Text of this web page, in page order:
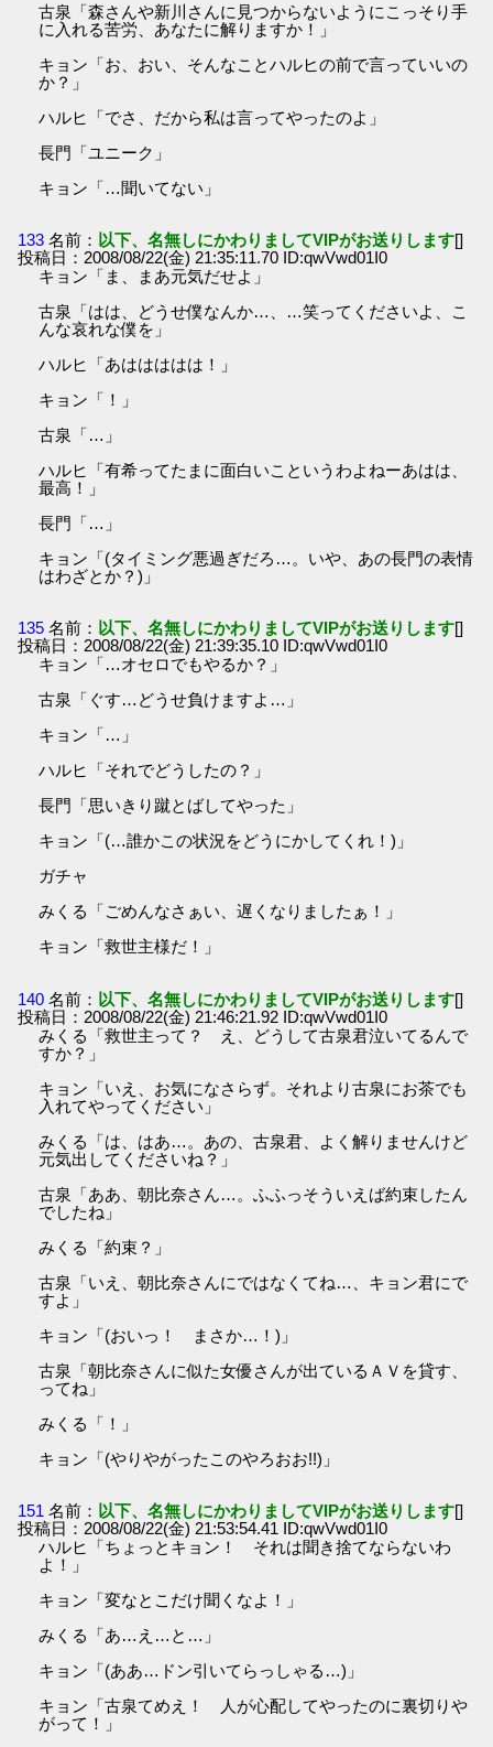
古泉「森さんや新川さんに見つからないようにこっそり手
に入れる苦労、あなたに解りますか！」
キョン「お、おい、そんなことハルヒの前で言っていいの
か？」
ハルヒ「でさ、だから私は言ってやったのよ」
長門「ユニーク」
キョン「…聞いてない」
133 名前： 以下、名無しにかわりましてVIPがお送りします[]
投稿日：2008/08/22(金) 21:35:11.70 ID:qwVwd01I0
キョン「ま、まあ元気だせよ」
古泉「はは、どうせ僕なんか…、…笑ってくださいよ、こ
んな哀れな僕を」
ハルヒ「あははははは！」
キョン「！」
古泉「…」
ハルヒ「有希ってたまに面白いこというわよねーあはは、
最高！」
長門「…」
キョン「(タイミング悪過ぎだろ…。いや、あの長門の表情
はわざとか？)」
135 名前： 以下、名無しにかわりましてVIPがお送りします[]
投稿日：2008/08/22(金) 21:39:35.10 ID:qwVwd01I0
キョン「…オセロでもやるか？」
古泉「ぐす…どうせ負けますよ…」
キョン「…」
ハルヒ「それでどうしたの？」
長門「思いきり蹴とばしてやった」
キョン「(…誰かこの状況をどうにかしてくれ！)」
ガチャ
みくる「ごめんなさぁい、遅くなりましたぁ！」
キョン「救世主様だ！」
140 名前： 以下、名無しにかわりましてVIPがお送りします[]
投稿日：2008/08/22(金) 21:46:21.92 ID:qwVwd01I0
みくる「救世主って？ え、どうして古泉君泣いてるんで
すか？」
キョン「いえ、お気になさらず。それより古泉にお茶でも
入れてやってください」
みくる「は、はあ…。あの、古泉君、よく解りませんけど
元気出してくださいね？」
古泉「ああ、朝比奈さん…。ふふっそういえば約束したん
でしたね」
みくる「約束？」
古泉「いえ、朝比奈さんにではなくてね…、キョン君にで
すよ」
キョン「(おいっ！ まさか…！)」
古泉「朝比奈さんに似た女優さんが出ているＡＶを貸す、
ってね」
みくる「！」
キョン「(やりやがったこのやろおお!!)」
151 名前： 以下、名無しにかわりましてVIPがお送りします[]
投稿日：2008/08/22(金) 21:53:54.41 ID:qwVwd01I0
ハルヒ「ちょっとキョン！ それは聞き捨てならないわ
よ！」
キョン「変なとこだけ聞くなよ！」
みくる「あ…え…と…」
キョン「(ああ…ドン引いてらっしゃる…)」
キョン「古泉てめえ！ 人が心配してやったのに裏切りや
がって！」